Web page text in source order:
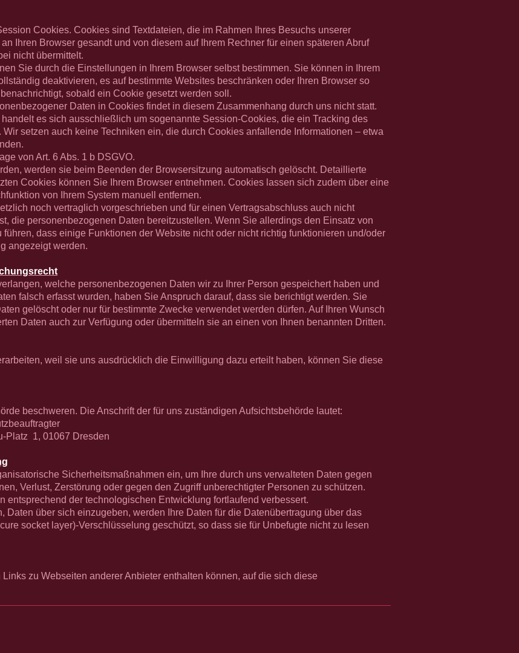
Cookies. Cookies sind Textdateien, die im Rahmen Ihres Besuchs unserer
Ihren Browser gesandt und von diesem auf Ihrem Rechner für einen späteren Abruf
nicht übermittelt.
Sie durch die Einstellungen in Ihrem Browser selbst bestimmen. Sie können in Ihrem
deaktivieren, es auf bestimmte Websites beschränken oder Ihren Browser so
sobald ein Cookie gesetzt werden soll.
Daten in Cookies findet in diesem Zusammenhang durch uns nicht statt.
es sich ausschließlich um sogenannte Session-Cookies, die ein Tracking des
setzen auch keine Techniken ein, die durch Cookies anfallende Informationen – etwa
von Art. 6 Abs. 1 b DSGVO.
werden sie beim Beenden der Browsersitzung automatisch gelöscht. Detaillierte
Cookies können Sie Ihrem Browser entnehmen. Cookies lassen sich zudem über eine
von Ihrem System manuell entfernen.
noch vertraglich vorgeschrieben und für einen Vertragsabschluss auch nicht
die personenbezogenen Daten bereitzustellen. Wenn Sie allerdings den Einsatz von
dass einige Funktionen der Website nicht oder nicht richtig funktionieren und/oder
angezeigt werden.
welche personenbezogenen Daten wir zu Ihrer Person gespeichert haben und
falsch erfasst wurden, haben Sie Anspruch darauf, dass sie berichtigt werden. Sie
gelöscht oder nur für bestimmte Zwecke verwendet werden dürfen. Auf Ihren Wunsch
Daten auch zur Verfügung oder übermitteln sie an einen von Ihnen benannten Dritten.
weil sie uns ausdrücklich die Einwilligung dazu erteilt haben, können Sie diese
beschweren. Die Anschrift der für uns zuständigen Aufsichtsbehörde lautet:
1, 01067 Dresden
Sicherheitsmaßnahmen ein, um Ihre durch uns verwalteten Daten gegen
Verlust, Zerstörung oder gegen den Zugriff unberechtigter Personen zu schützen.
entsprechend der technologischen Entwicklung fortlaufend verbessert.
Daten über sich einzugeben, werden Ihre Daten für die Datenübertragung über das
socket layer)-Verschlüsselung geschützt, so dass sie für Unbefugte nicht zu lesen
zu Webseiten anderer Anbieter enthalten können, auf die sich diese